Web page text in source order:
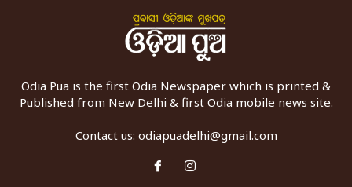
Odia Pua is the first Odia Newspaper which is printed &
Published from New Delhi & first Odia mobile news site.
Contact us: odiapuadelhi@gmail.com